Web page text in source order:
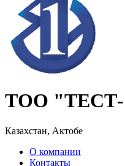
ТОО
Казахстан, Актобе
О компании
Контакты